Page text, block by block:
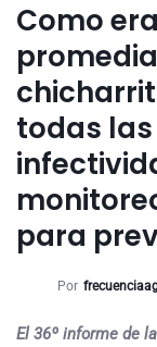
Como
todas las
para
Por
El 36º informe de